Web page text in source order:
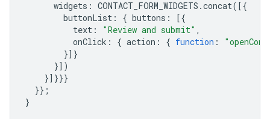
widgets : CONTACT_FORM_WIDGETS .concat([{
buttonList : { buttons :
[{
text : "Review and submit" ,
onClick : { action : { function :
}]}
}])
}]}}}
}};
}